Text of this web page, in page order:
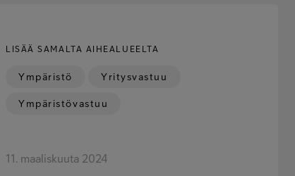
LISÄÄ SAMALTA AIHEALUEELTA
Ympäristö Yritysvastuu
Ympäristövastuu
11. maaliskuuta 2024